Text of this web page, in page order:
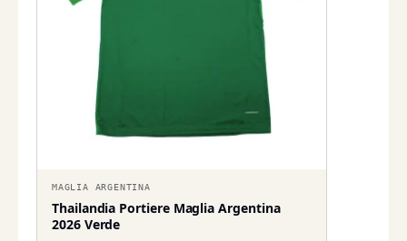
MAGLIA ARGENTINA
Thailandia Portiere Maglia Argentina
2026 Verde